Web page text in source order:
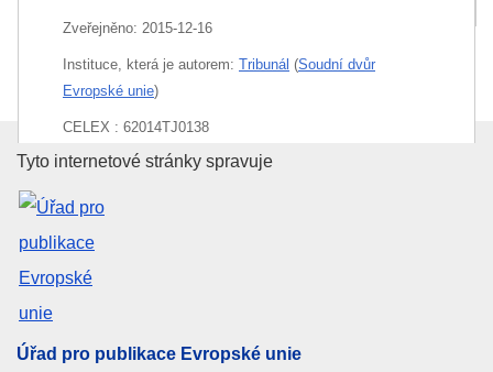
Zveřejněno: 2015-12-16
Instituce, která je autorem: Tribunál (Soudní dvůr
Evropské unie)
CELEX : 62014TJ0138
ECLI : ECLI:EU:T:2015:981
Úřad pro publikace Evropské
Tyto internetové stránky spravuje
Úřad pro publikace Evropské unie